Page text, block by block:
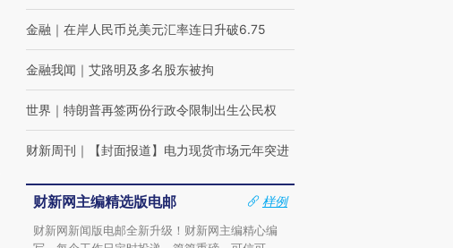
金融 ｜ 在岸人民币兑美元汇率连日升破6.75
金融我闻 ｜ 艾路明及多名股东被拘
世界 ｜ 特朗普再签两份行政令限制出生公民权
财新周刊 ｜ 【封面报道】电力现货市场元年突进
财新网主编精选版电邮
样例
财新网新闻版电邮全新升级！财新网主编精心编